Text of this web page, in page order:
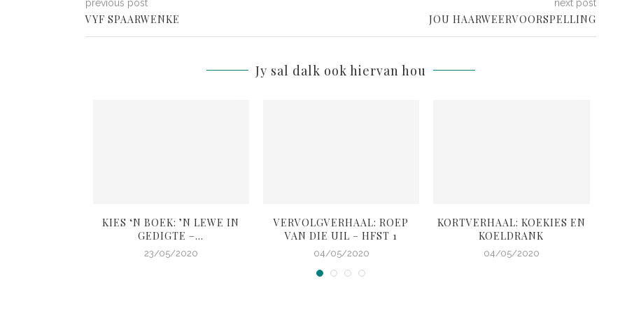
previous post
VYF SPAARWENKE
next post
JOU HAARWEERVOORSPELLING
Jy sal dalk ook hiervan hou
KIES ‘N BOEK: ’N LEWE IN
GEDIGTE –...
23/05/2020
VERVOLGVERHAAL: ROEP
VAN DIE UIL – HFST 1
04/05/2020
KORTVERHAAL: KOEKIES EN
KOELDRANK
04/05/2020